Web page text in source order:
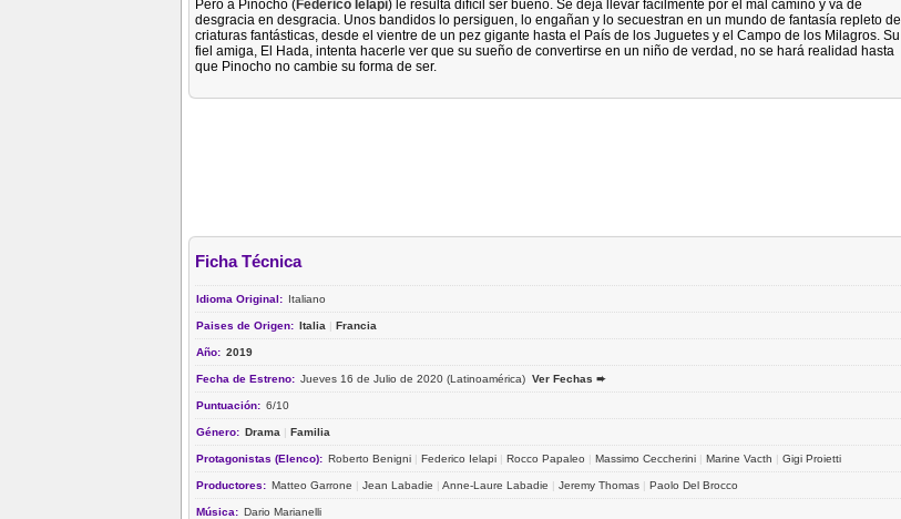
Pero a Pinocho (Federico Ielapi) le resulta difícil ser bueno. Se deja llevar fácilmente por el mal camino y va de
desgracia en desgracia. Unos bandidos lo persiguen, lo engañan y lo secuestran en un mundo de fantasía repleto de
criaturas fantásticas, desde el vientre de un pez gigante hasta el País de los Juguetes y el Campo de los Milagros. Su
fiel amiga, El Hada, intenta hacerle ver que su sueño de convertirse en un niño de verdad, no se hará realidad hasta
que Pinocho no cambie su forma de ser.
Ficha Técnica
Idioma Original: Italiano
Paises de Origen: Italia | Francia
Año: 2019
Fecha de Estreno: Jueves 16 de Julio de 2020 (Latinoamérica) Ver Fechas ➨
Puntuación: 6/10
Género: Drama | Familia
Protagonistas (Elenco): Roberto Benigni | Federico Ielapi | Rocco Papaleo | Massimo Ceccherini | Marine Vacth | Gigi Proietti
Productores: Matteo Garrone | Jean Labadie | Anne-Laure Labadie | Jeremy Thomas | Paolo Del Brocco
Música: Dario Marianelli